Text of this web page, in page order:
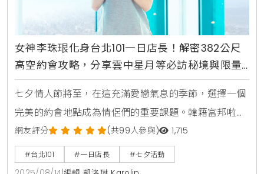
女神李珠珢化身台北101一日店長！解密382公尺
高空約會攻略，分享雲中星月等必訪秘境與限量
商品
七夕情人節將至，在這充滿愛戀氣息的季節，選擇一個
完美的約會地點成為情侶們的重要課題。韓籍富邦啦啦
隊Fubon Angels人氣成員李珠珢，於日前首度登上台
北101觀景台，化身海拔382公尺的「一日店長」，以其
獨特的粉絲魅力與專業的體驗經驗，向大眾力薦台北101
網友評分 (共99人參與) 1,715
#台北101 #一日店長 #七夕活動